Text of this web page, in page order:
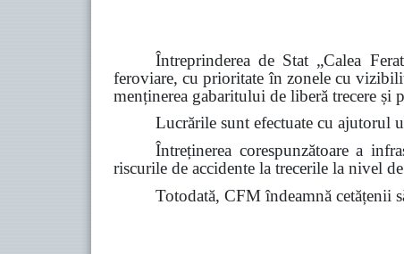
Întreprinderea de Stat „Calea
feroviare, cu prioritate în zonele cu
menținerea gabaritului de liberă trecere și
Lucrările sunt efectuate cu ajutorul
Întreținerea corespunzătoare a
riscurile de accidente la trecerile la nivel
Totodată, CFM îndeamnă cetățenii